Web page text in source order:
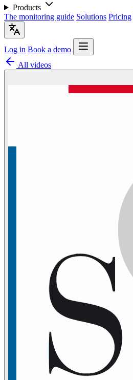
Products
The monitoring guide Solutions Pricing
Log in Book a demo
All videos